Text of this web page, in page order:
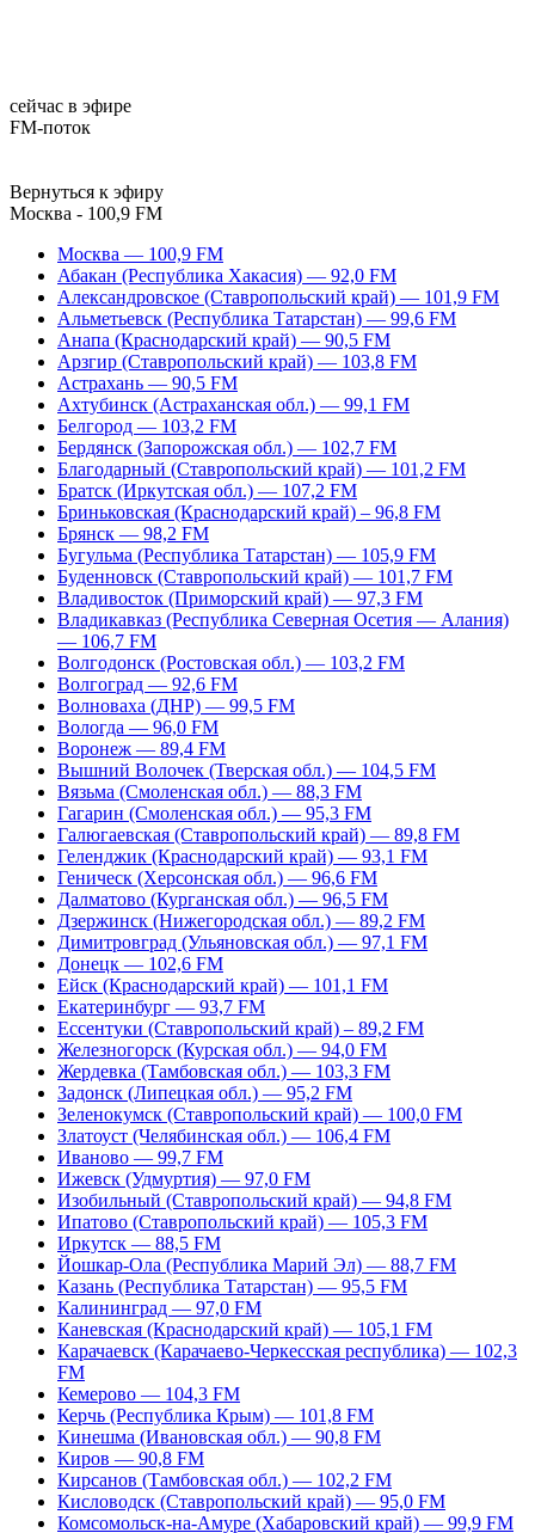
сейчас в эфире
FM-поток
Вернуться к эфиру
Москва - 100,9 FM
Москва — 100,9 FM
Абакан (Республика Хакасия) — 92,0 FM
Александровское (Ставропольский край) — 101,9 FM
Альметьевск (Республика Татарстан) — 99,6 FM
Анапа (Краснодарский край) — 90,5 FM
Арзгир (Ставропольский край) — 103,8 FM
Астрахань — 90,5 FM
Ахтубинск (Астраханская обл.) — 99,1 FM
Белгород — 103,2 FM
Бердянск (Запорожская обл.) — 102,7 FM
Благодарный (Ставропольский край) — 101,2 FM
Братск (Иркутская обл.) — 107,2 FM
Бриньковская (Краснодарский край) – 96,8 FM
Брянск — 98,2 FM
Бугульма (Республика Татарстан) — 105,9 FM
Буденновск (Ставропольский край) — 101,7 FM
Владивосток (Приморский край) — 97,3 FM
Владикавказ (Республика Северная Осетия — Алания)
— 106,7 FM
Волгодонск (Ростовская обл.) — 103,2 FM
Волгоград — 92,6 FM
Волноваха (ДНР) — 99,5 FM
Вологда — 96,0 FM
Воронеж — 89,4 FM
Вышний Волочек (Тверская обл.) — 104,5 FM
Вязьма (Смоленская обл.) — 88,3 FM
Гагарин (Смоленская обл.) — 95,3 FM
Галюгаевская (Ставропольский край) — 89,8 FM
Геленджик (Краснодарский край) — 93,1 FM
Геническ (Херсонская обл.) — 96,6 FM
Далматово (Курганская обл.) — 96,5 FM
Дзержинск (Нижегородская обл.) — 89,2 FM
Димитровград (Ульяновская обл.) — 97,1 FM
Донецк — 102,6 FM
Ейск (Краснодарский край) — 101,1 FM
Екатеринбург — 93,7 FM
Ессентуки (Ставропольский край) – 89,2 FM
Железногорск (Курская обл.) — 94,0 FM
Жердевка (Тамбовская обл.) — 103,3 FM
Задонск (Липецкая обл.) — 95,2 FM
Зеленокумск (Ставропольский край) — 100,0 FM
Златоуст (Челябинская обл.) — 106,4 FM
Иваново — 99,7 FM
Ижевск (Удмуртия) — 97,0 FM
Изобильный (Ставропольский край) — 94,8 FM
Ипатово (Ставропольский край) — 105,3 FM
Иркутск — 88,5 FM
Йошкар-Ола (Республика Марий Эл) — 88,7 FM
Казань (Республика Татарстан) — 95,5 FM
Калининград — 97,0 FM
Каневская (Краснодарский край) — 105,1 FM
Карачаевск (Карачаево-Черкесская республика) — 102,3
FM
Кемерово — 104,3 FM
Керчь (Республика Крым) — 101,8 FM
Кинешма (Ивановская обл.) — 90,8 FM
Киров — 90,8 FM
Кирсанов (Тамбовская обл.) — 102,2 FM
Кисловодск (Ставропольский край) — 95,0 FM
Комсомольск-на-Амуре (Хабаровский край) — 99,9 FM